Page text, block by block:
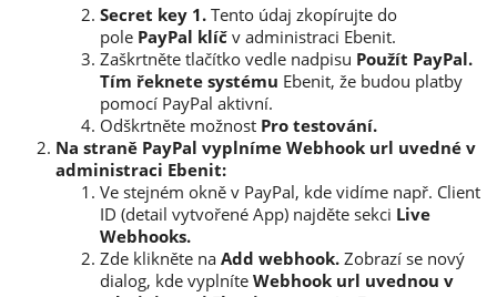
Secret key 1. Tento údaj zkopírujte do
pole PayPal klíč v administraci Ebenit.
Zaškrtněte tlačítko vedle nadpisu Použít PayPal.
Tím řeknete systému Ebenit, že budou platby
pomocí PayPal aktivní.
Odškrtněte možnost Pro testování.
Na straně PayPal vyplníme Webhook url uvedné v
administraci Ebenit:
Ve stejném okně v PayPal, kde vidíme např. Client
ID (detail vytvořené App) najděte sekci Live
Webhooks.
Zde klikněte na Add webhook. Zobrazí se nový
dialog, kde vyplníte Webhook url uvednou v